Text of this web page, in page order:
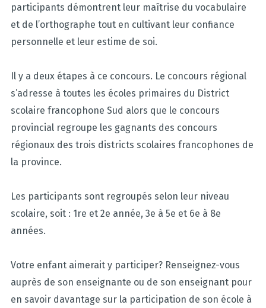
participants démontrent leur maîtrise du vocabulaire
et de l’orthographe tout en cultivant leur confiance
personnelle et leur estime de soi.
Il y a deux étapes à ce concours. Le concours régional
s’adresse à toutes les écoles primaires du District
scolaire francophone Sud alors que le concours
provincial regroupe les gagnants des concours
régionaux des trois districts scolaires francophones de
la province.
Les participants sont regroupés selon leur niveau
scolaire, soit : 1re et 2e année, 3e à 5e et 6e à 8e
années.
Votre enfant aimerait y participer? Renseignez-vous
auprès de son enseignante ou de son enseignant pour
en savoir davantage sur la participation de son école à